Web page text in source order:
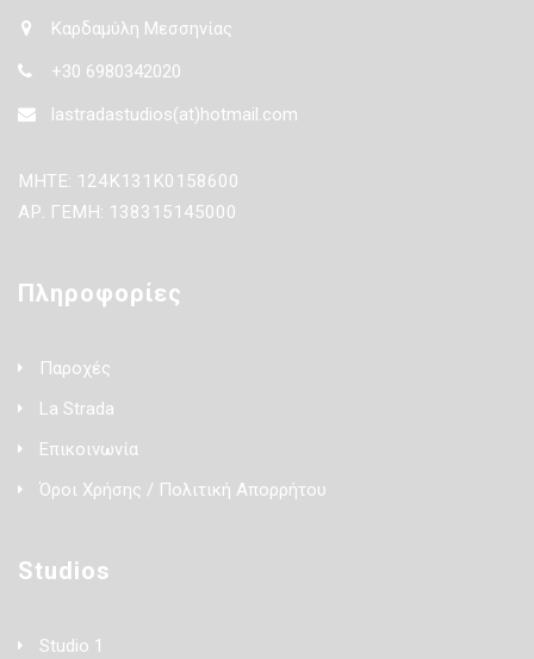
Καρδαμύλη Μεσσηνίας
+30 6980342020
lastradastudios(at)hotmail.com
ΜΗΤΕ: 124Κ131Κ0158600
ΑΡ. ΓΕΜΗ: 138315145000
Πληροφορίες
Παροχές
La Strada
Επικοινωνία
Όροι Χρήσης / Πολιτική Απορρήτου
Studios
Studio 1